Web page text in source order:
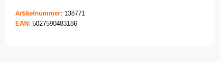
Artikelnummer: 138771
EAN: 5027590483186